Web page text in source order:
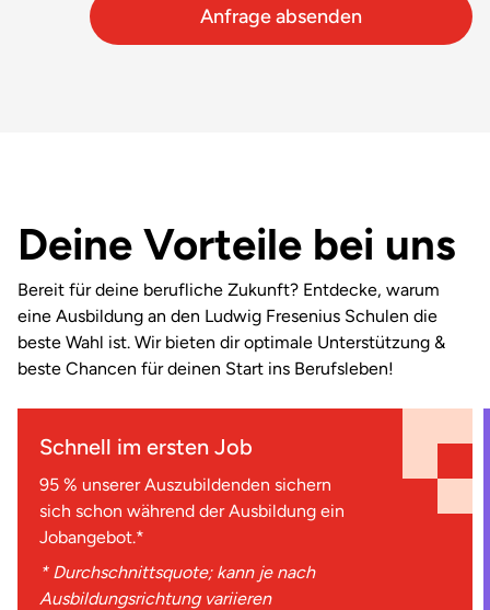
Deine Vorteile bei uns
Bereit für deine berufliche Zukunft? Entdecke, warum
eine Ausbildung an den Ludwig Fresenius Schulen die
beste Wahl ist. Wir bieten dir optimale Unterstützung &
beste Chancen für deinen Start ins Berufsleben!
Schnell im ersten Job
95 % unserer Auszubildenden sichern
sich schon während der Ausbildung ein
Jobangebot.*
* Durchschnittsquote; kann je nach
Ausbildungsrichtung variieren